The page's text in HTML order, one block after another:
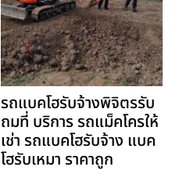
รถแบคโฮรับจ้างพิจิตรรับ
ถมที่ บริการ รถแม็คโครให้
เช่า รถแบคโฮรับจ้าง แบค
โฮรับเหมา ราคาถูก